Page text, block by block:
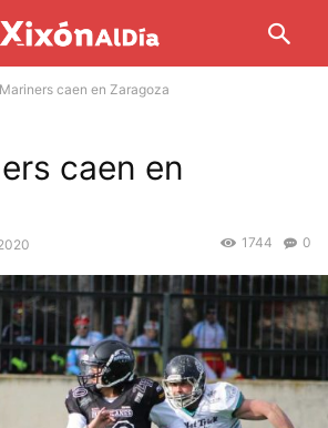
caen en Zaragoza
caen en
0
1744